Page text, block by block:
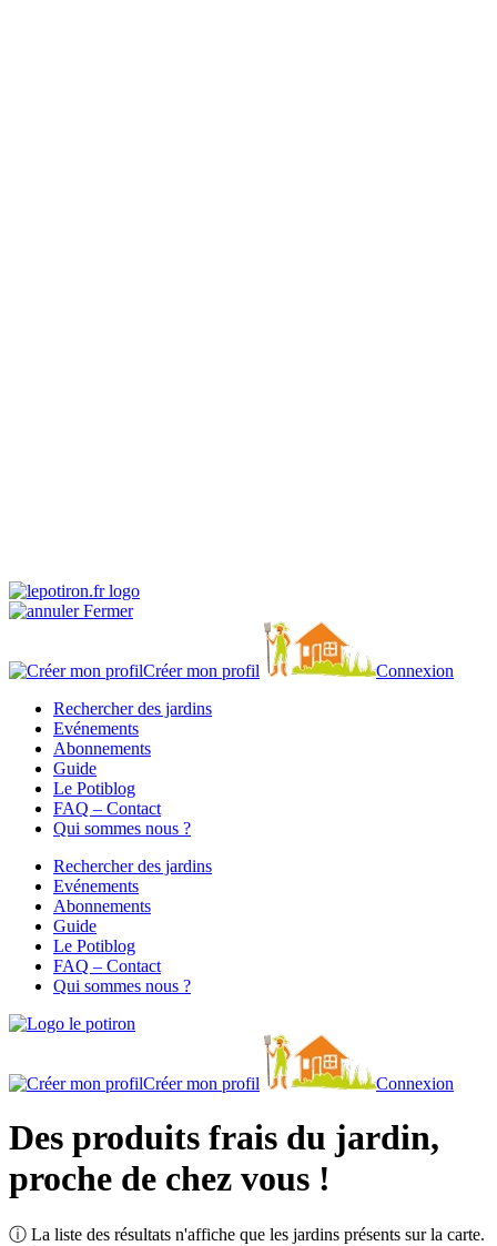
Fermer
Créer mon profil
Connexion
Rechercher des jardins
Evénements
Abonnements
Guide
Le Potiblog
FAQ – Contact
Qui sommes nous ?
Rechercher des jardins
Evénements
Abonnements
Guide
Le Potiblog
FAQ – Contact
Qui sommes nous ?
Créer mon profil Connexion
Des produits frais du jardin,
proche de chez vous !
ⓘ La liste des résultats n'affiche que les jardins présents sur la carte.